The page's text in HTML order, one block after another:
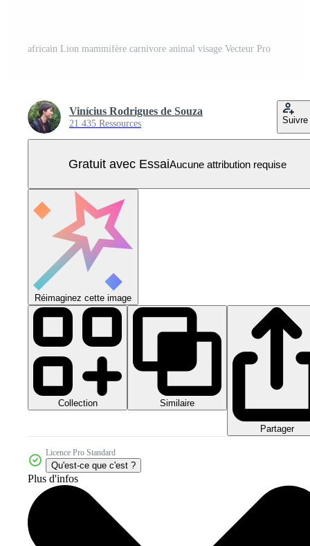
africain Lion mammifère carnivore animal visage Vecteur Pro
Vinícius Rodrigues de Souza
21 435 Ressources Suivre
Gratuit avec EssaiAucune attribution requise
Réimaginez cette image
Collection Similaire
Partager
Licence Pro Standard
Qu'est-ce que c'est ?
Plus d'infos